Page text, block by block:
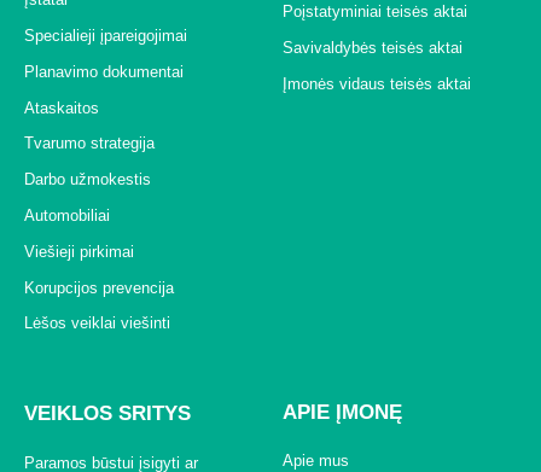
Specialieji įpareigojimai
Planavimo dokumentai
Ataskaitos
Tvarumo strategija
Darbo užmokestis
Automobiliai
Viešieji pirkimai
Korupcijos prevencija
Lėšos veiklai viešinti
Poįstatyminiai teisės aktai
Savivaldybės teisės aktai
Įmonės vidaus teisės aktai
VEIKLOS SRITYS
Paramos būstui įsigyti ar
APIE ĮMONĘ
Apie mus